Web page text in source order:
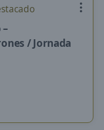
/ Jornada